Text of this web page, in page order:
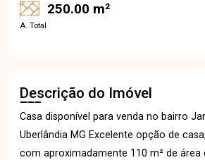
250.00 m²
A. Total
Descrição do Imóvel
Casa disponível para venda no bairro
Uberlândia MG Excelente opção de
com aproximadamente 110 m² de área